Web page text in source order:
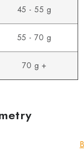
45 - 55 g
55 - 70 g
70 g +